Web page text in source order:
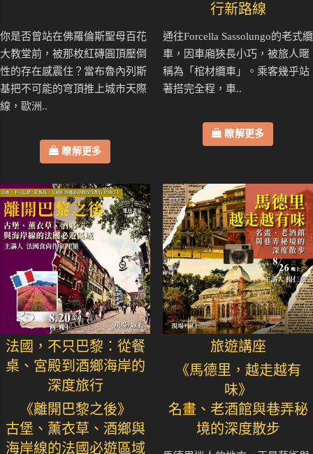
你是否曾站在佛羅倫斯聖母百花
大教堂前，被那枚紅磚圓頂壓倒
性的存在感震住？當布魯內列斯
基把不可能的穹頂推上城市天際
線，歐洲..
瞭解更多
行新路線
通往Forcella Sassolungo的老式纜
車，因車廂狹長小巧，被旅人暱
稱為「棺材纜車」。乘客幾乎站
著搭完全程，車..
瞭解更多
法國，不只巴黎：從餐
桌、宮殿到酒鄉海岸的
深度旅行
《離開巴黎之後》
古堡、薰衣草、酒鄉與
海岸線的法國必遊區域
旅遊講座
《馬德里，越走越有
味》
名畫、老酒館與巷弄秘
境的深度散步